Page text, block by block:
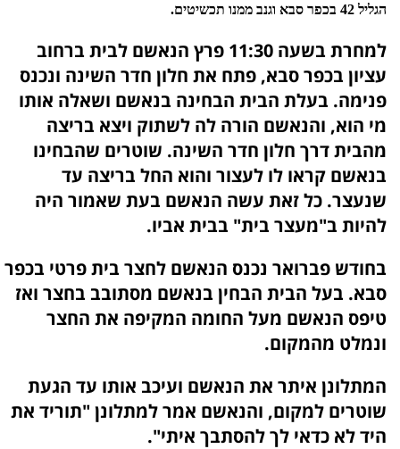
הגליל 42 בכפר סבא וגנב ממנו תכשיטים.
למחרת בשעה 11:30 פרץ הנאשם לבית ברחוב
עציון בכפר סבא, פתח את חלון חדר השינה ונכנס
פנימה. בעלת הבית הבחינה בנאשם ושאלה אותו
מי הוא, והנאשם הורה לה לשתוק ויצא בריצה
מהבית דרך חלון חדר השינה. שוטרים שהבחינו
בנאשם קראו לו לעצור והוא החל בריצה עד
שנעצר. כל זאת עשה הנאשם בעת שאמור היה
להיות ב"מעצר בית" בבית אביו.
בחודש פברואר נכנס הנאשם לחצר בית פרטי בכפר
סבא. בעל הבית הבחין בנאשם מסתובב בחצר ואז
טיפס הנאשם מעל החומה המקיפה את החצר
ונמלט מהמקום.
המתלונן איתר את הנאשם ועיכב אותו עד הגעת
שוטרים למקום, והנאשם אמר למתלונן "תוריד את
היד לא כדאי לך להסתבך איתי".